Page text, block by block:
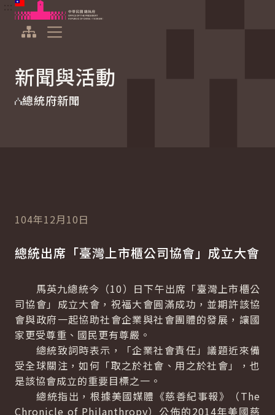
跳到主要內容
中華民國總統府
新聞與活動
總統府新聞
104年12月10日
總統出席「臺灣上市櫃公司協會」成立大會
馬英九總統今（10）日下午出席「臺灣上市櫃公
司協會」成立大會，祝福大會圓滿成功，並期許該協
會與政府一起協助社會企業與社會團體的發展，讓國
家更受尊重、國民更有尊嚴。
總統致詞時表示，「企業社會責任」議題近來備
受全球關注，如何「取之於社會、用之於社會」，也
是該協會成立的重要目標之一。
總統指出，根據美國媒體《慈善紀事報》（The
Chronicle of Philanthropy）公佈的2014年美國慈